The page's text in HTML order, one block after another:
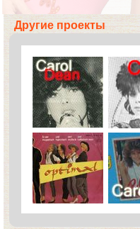
Другие проекты